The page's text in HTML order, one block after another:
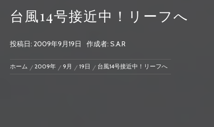
台風14号接近中！リーフへ
投稿日: 2009年9月19日 作成者: S.A.R
ホーム 2009年 9月 19日 台風14号接近中！リーフへ